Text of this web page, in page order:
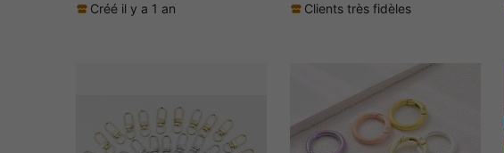
Créé il y a 1 an Clients très fidèles